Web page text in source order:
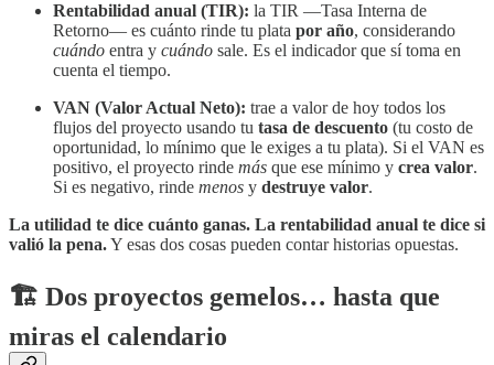
Rentabilidad anual (TIR): la TIR —Tasa Interna de
Retorno— es cuánto rinde tu plata por año, considerando
cuándo entra y cuándo sale. Es el indicador que sí toma en
cuenta el tiempo.
VAN (Valor Actual Neto): trae a valor de hoy todos los
flujos del proyecto usando tu tasa de descuento (tu costo de
oportunidad, lo mínimo que le exiges a tu plata). Si el VAN es
positivo, el proyecto rinde más que ese mínimo y crea valor.
Si es negativo, rinde menos y destruye valor.
La utilidad te dice cuánto ganas. La rentabilidad anual te dice si
valió la pena.Y esas dos cosas pueden contar historias opuestas.
🏗️ Dos proyectos gemelos… hasta que
miras el calendario